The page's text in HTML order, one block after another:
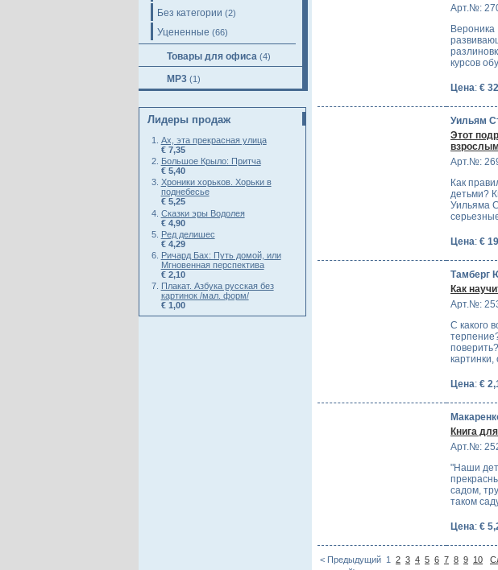
Без категории (2)
Уцененные (66)
Товары для офиса (4)
MP3 (1)
Лидеры продаж
Ах, эта прекрасная улица
€ 7,35
Большое Крыло: Притча
€ 5,40
Хроники хорьков. Хорьки в
поднебесье
€ 5,25
Сказки эры Водолея
€ 4,90
Ред делишес
€ 4,29
Ричард Бах: Путь домой, или
Мгновенная перспектива
€ 2,10
Плакат. Азбука русская без
картинок /мал. форм/
€ 1,00
Арт.№:
Вероника
курсов
Цена: €
Уильям
Этот
Арт.№:
Как
детьми?
Уильяма
Цена: €
Тамберг
Как
Арт.№:
С какого
Цена: €
Книга
Арт.№:
"Наши
садом,
таком
Цена: €
< Предыдущий 1 2 3 4 5 6 7 8 9 10